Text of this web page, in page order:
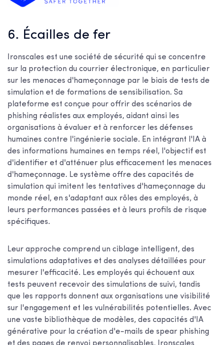
6. Écailles de fer
Ironscales est une société de sécurité qui se concentre
sur la protection du courrier électronique, en particulier
sur les menaces d'hameçonnage par le biais de tests de
simulation et de formations de sensibilisation. Sa
plateforme est conçue pour offrir des scénarios de
phishing réalistes aux employés, aidant ainsi les
organisations à évaluer et à renforcer les défenses
humaines contre l'ingénierie sociale. En intégrant l'IA à
des informations humaines en temps réel, l'objectif est
d'identifier et d'atténuer plus efficacement les menaces
d'hameçonnage. Le système offre des capacités de
simulation qui imitent les tentatives d'hameçonnage du
monde réel, en s'adaptant aux rôles des employés, à
leurs performances passées et à leurs profils de risque
spécifiques.
Leur approche comprend un ciblage intelligent, des
simulations adaptatives et des analyses détaillées pour
mesurer l'efficacité. Les employés qui échouent aux
tests peuvent recevoir des simulations de suivi, tandis
que les rapports donnent aux organisations une visibilité
sur l'engagement et les vulnérabilités potentielles. Avec
une vaste bibliothèque de modèles, des capacités d'IA
générative pour la création d'e-mails de spear phishing
et des pages de renvoi personnalisables, Ironscales